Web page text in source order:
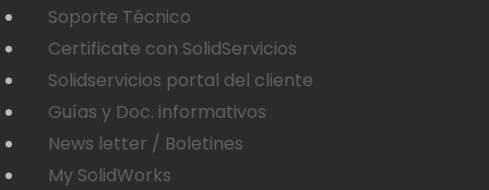
Soporte Técnico
Certificate con SolidServicios
Solidservicios portal del cliente
Guías y Doc. informativos
News letter / Boletines
My SolidWorks